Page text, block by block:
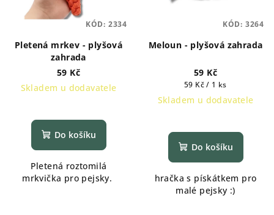
Pletená mrkev - plyšová
zahrada
59 Kč
Skladem u dodavatele
Do košíku
Pletená roztomilá
mrkvička pro pejsky.
KÓD: 2334
Meloun - plyšová zahrada
59 Kč
Měrná
cena:
59 Kč / 1 ks
Skladem u dodavatele
Do košíku
hračka s pískátkem pro
malé pejsky :)
KÓD: 3264